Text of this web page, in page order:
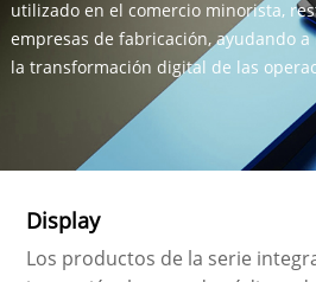
utilizado en el comercio minorista,
empresas de fabricación, ayudando
la transformación digital de las
Display
Los productos de la serie